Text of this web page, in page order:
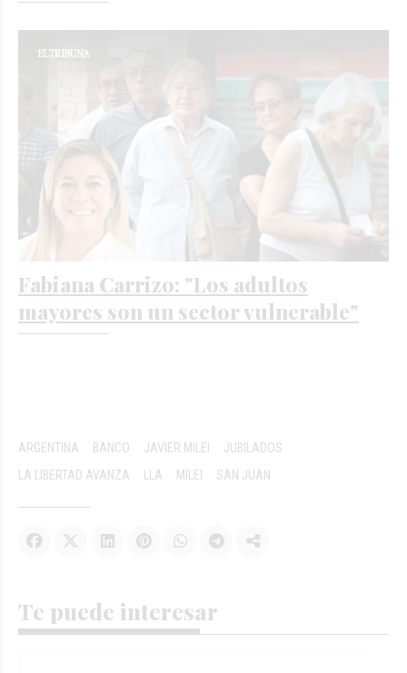
Fabiana Carrizo: "Los adultos
mayores son un sector vulnerable"
ARGENTINA BANCO JAVIER MILEI
JUBILADOS
LA LIBERTAD AVANZA
LLA MILEI SAN JUAN
Te puede interesar